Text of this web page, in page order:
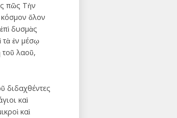
πῶς Τὴν
ὅλον
δυσμὰς
τὰ ἐν μέσῳ
τοῦ λαοῦ,
διδαχθέντες
καὶ
καὶ